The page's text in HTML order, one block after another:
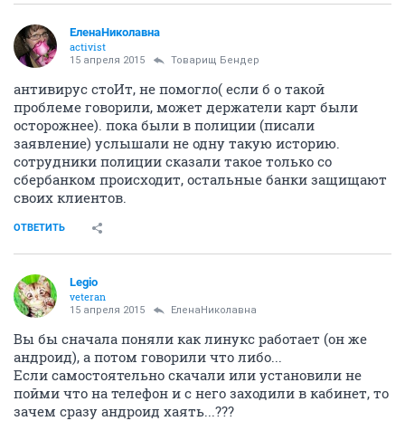
ЕленаНиколавна
activist
15 апреля 2015 Товарищ Бендер
антивирус стоИт, не помогло( если б о такой
проблеме говорили, может держатели карт были
осторожнее). пока были в полиции (писали
заявление) услышали не одну такую историю.
сотрудники полиции сказали такое только со
сбербанком происходит, остальные банки защищают
своих клиентов.
ОТВЕТИТЬ
Legio
veteran
15 апреля 2015 ЕленаНиколавна
Вы бы сначала поняли как линукс работает (он же
андроид), а потом говорили что либо...
Если самостоятельно скачали или установили не
пойми что на телефон и с него заходили в кабинет, то
зачем сразу андроид хаять...???